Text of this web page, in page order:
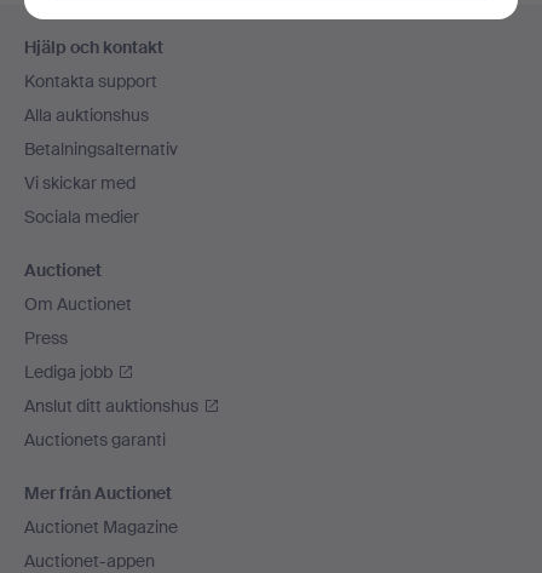
Sidfotsnavigation
Hjälp och kontakt
Kontakta support
Alla auktionshus
Betalningsalternativ
Vi skickar med
Sociala medier
Auctionet
Om Auctionet
Press
Lediga jobb
Anslut ditt auktionshus
Auctionets garanti
Mer från Auctionet
Auctionet Magazine
Auctionet-appen